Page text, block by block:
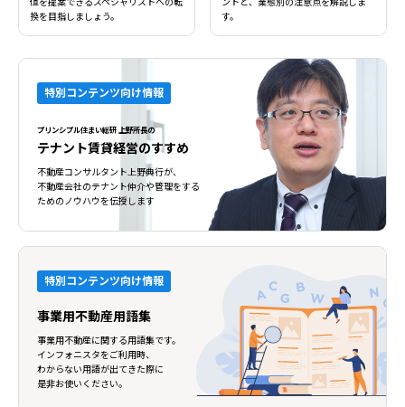
換を目指しましょう。
す。
特別コンテンツ向け情報
プリンシプル住まい総研 上野所長の
テナント賃貸経営のすすめ
不動産コンサルタント上野典行が、
不動産会社のテナント仲介や管理をする
ためのノウハウを伝授します
特別コンテンツ向け情報
事業用不動産用語集
事業用不動産に関する用語集です。
インフォニスタをご利用時、
わからない用語が出てきた際に
是非お使いください。